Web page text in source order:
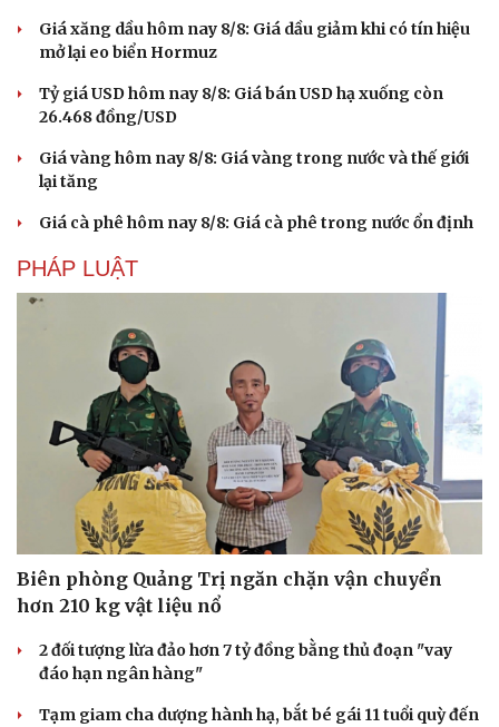
Giá xăng dầu hôm nay 8/8: Giá dầu giảm khi có tín hiệu
mở lại eo biển Hormuz
Tỷ giá USD hôm nay 8/8: Giá bán USD hạ xuống còn
26.468 đồng/USD
Giá vàng hôm nay 8/8: Giá vàng trong nước và thế giới
lại tăng
Giá cà phê hôm nay 8/8: Giá cà phê trong nước ổn định
PHÁP LUẬT
Biên phòng Quảng Trị ngăn chặn vận chuyển
hơn 210 kg vật liệu nổ
2 đối tượng lừa đảo hơn 7 tỷ đồng bằng thủ đoạn "vay
đáo hạn ngân hàng"
Tạm giam cha dượng hành hạ, bắt bé gái 11 tuổi quỳ đến